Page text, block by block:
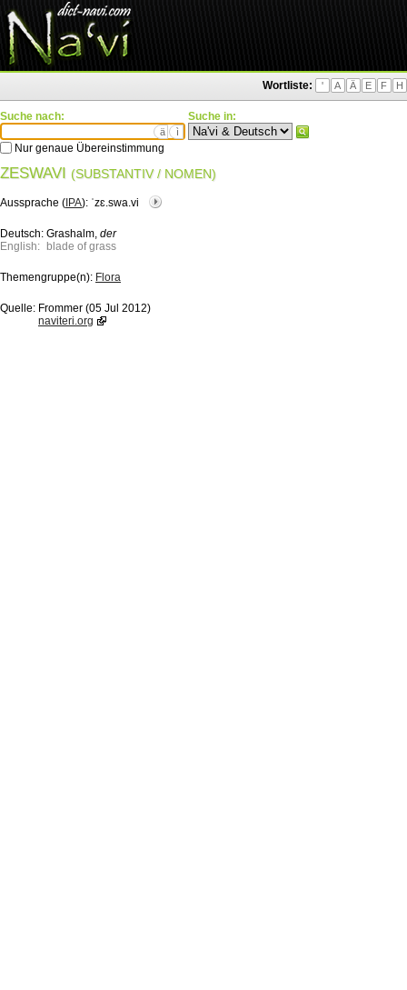
Wortliste: ' A Ä E F H
Suche nach:
ä ì
Nur genaue Übereinstimmung
Suche in:
ZESWAVI (SUBSTANTIV / NOMEN)
Aussprache ( IPA): ˈzɛ.swa.vi
Deutsch: Grashalm, der
English:
blade of grass
Themengruppe(n): Flora
Quelle: Frommer (05 Jul 2012)
naviteri.org